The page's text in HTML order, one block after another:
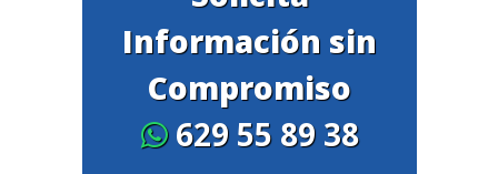
Información sin
Compromiso
629 55 89 38